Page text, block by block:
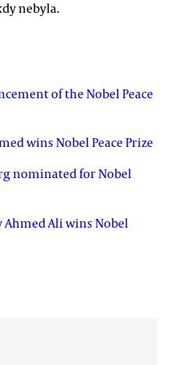
nebyla.
of the Nobel Peace
wins Nobel Peace Prize
nominated for Nobel
Ahmed Ali wins Nobel